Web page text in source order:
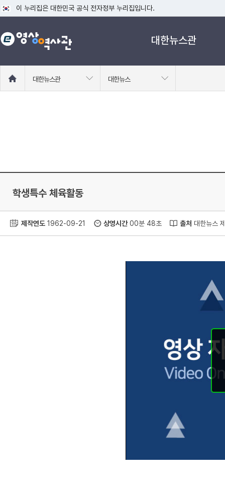
이 누리집은 대한민국 공식 전자정부 누리집입니다.
공식 누리집 주소 확인하기
go.kr 주소를 사용하는 누리집은 대한민국 정부기관이 관리하는 누리집입니
대한뉴스관
로
대한뉴스관 대한뉴스
학생특수 체육활동
제작연도 1962-09-21 상영시간00분 48초 출처 대한뉴스